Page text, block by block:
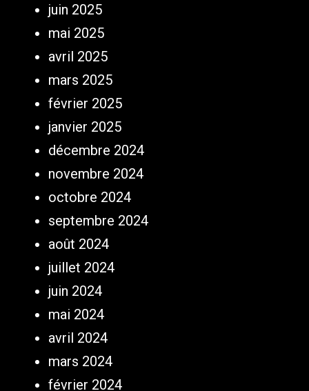
juin 2025
mai 2025
avril 2025
mars 2025
février 2025
janvier 2025
décembre 2024
novembre 2024
octobre 2024
septembre 2024
août 2024
juillet 2024
juin 2024
mai 2024
avril 2024
mars 2024
février 2024